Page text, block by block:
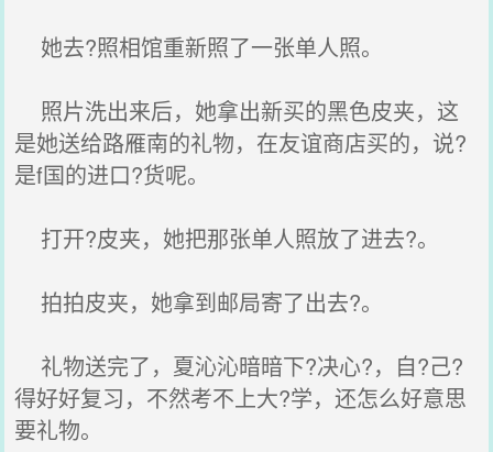
她去?照相馆重新照了一张单人照。
照片洗出来后，她拿出新买的黑色皮夹，这
是她送给路雁南的礼物，在友谊商店买的，说?
是f国的进口?货呢。
打开?皮夹，她把那张单人照放了进去?。
拍拍皮夹，她拿到邮局寄了出去?。
礼物送完了，夏沁沁暗暗下?决心?，自?己?
得好好复习，不然考不上大?学，还怎么好意思
要礼物。